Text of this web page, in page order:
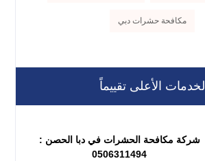
مكافحة حشرات دبي
الخدمات الأعلى تقييماً
شركة مكافحة الحشرات في دبا الحصن :
0506311494